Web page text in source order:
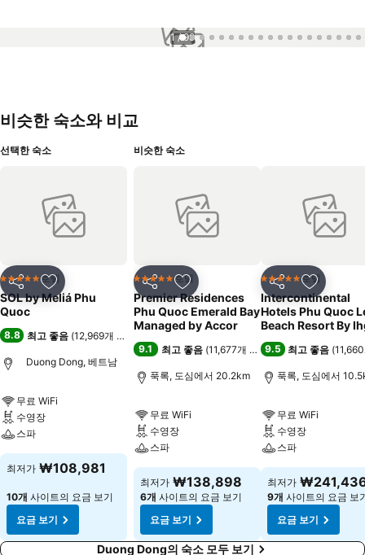
1 / 99
비슷한 숙소와 비교
선택한 숙소
공유 즐겨찾기에 추가
5 성급 호텔
SOL by Meliá Phu
Quoc
8.8 최고 좋음 (12,969개 평점
Duong Dong, 베트남
무료 WiFi
수영장
스파
최저가 ₩108,981
10개 사이트의 요금 보기
요금 보기
비슷한 숙소
공유 즐겨찾기에 추가
5 성급 호텔
Premier Residences
Phu Quoc Emerald Bay
Managed by Accor
9.1 최고 좋음 (11,677개 평점)
푹록, 도심에서 20.2km
무료 WiFi
수영장
스파
최저가 ₩138,898
6개 사이트의 요금 보기
요금 보기
공유 즐겨찾기
5 성급 호텔
Intercontinental
Hotels Phu Quoc
Beach Resort By
9.5 최고 좋음 (
푹록, 도심에서
무료 WiFi
수영장
스파
최저가
9개 사이트의 요금 보
요금 보기
Duong Dong의 숙소 모두 보기